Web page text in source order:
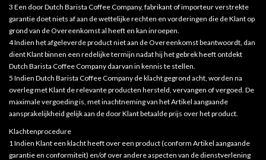
3 Een door Dutch Barista Coffee Company, fabrikant of importeur verstrekte
garantie doet niets af aan de wettelijke rechten en vorderingen die de Klant op
grond van de Overeenkomst al heeft en kan inroepen.
4 Indien het afgeleverde product niet aan de Overeenkomst beantwoordt, dan
dient Klant binnen een redelijke termijn nadat hij het gebrek heeft ontdekt
Dutch Barista Coffee Company daarvan in kennis te stellen.
5 Indien Dutch Barista Coffee Company de klacht gegrond acht, worden na
overleg met Klant de relevante producten hersteld, vervangen of vergoed. De
maximale vergoeding is, met inachtneming van het Artikel aangaande
aansprakelijkheid gelijk aan de door Klant betaalde prijs over het product.
Klachtenprocedure
1 Indien Klant een klacht heeft over een product (conform Artikel aangaande
garantie en conformiteit) en/of over andere aspecten van de dienstverlening